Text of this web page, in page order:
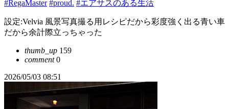
#RegaMaster #proud. #エアサスのある生活
設定:Velvia 風景写真撮る用レシピだから彩度強く出る青い車
だから余計際立っちゃった
thumb_up 159
comment0
2026/05/03 08:51